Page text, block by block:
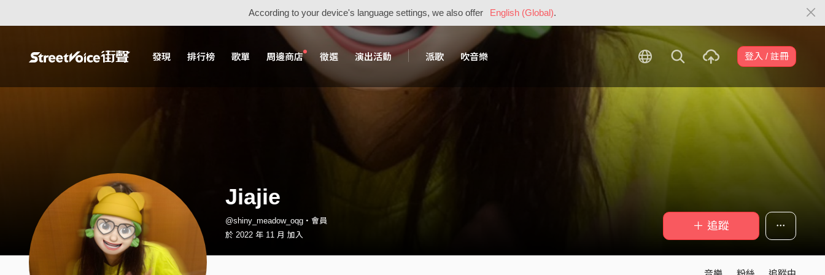
According to your device's language settings, we also offer English (Global).
發現 排行榜 歌單 周邊商店 徵選 演出活動 派歌 吹音樂 登入 / 註冊
Jiajie
@shiny_meadow_oqg・會員
於 2022 年 11 月 加入
＋ 追蹤